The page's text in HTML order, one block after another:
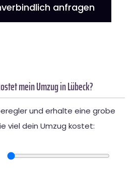
anfragen
mein Umzug in Lübeck?
und erhalte eine grobe
viel dein Umzug kostet: